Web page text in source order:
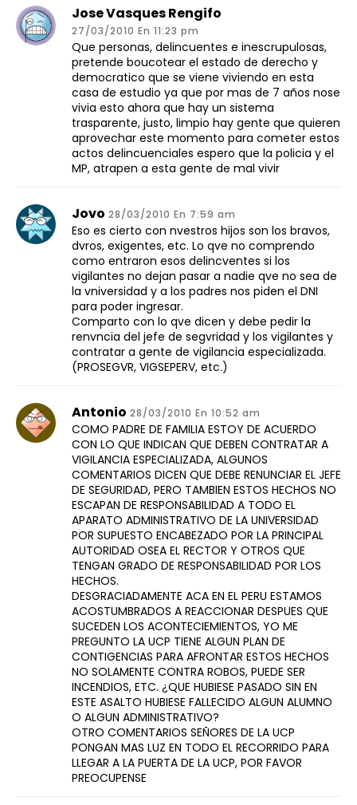
Jose Vasques Rengifo
27/03/2010 En 11:23 pm
Que personas, delincuentes e inescrupulosas,
pretende boucotear el estado de derecho y
democratico que se viene viviendo en esta
casa de estudio ya que por mas de 7 años nose
vivia esto ahora que hay un sistema
trasparente, justo, limpio hay gente que quieren
aprovechar este momento para cometer estos
actos delincuenciales espero que la policia y el
MP, atrapen a esta gente de mal vivir
Jovo 28/03/2010 En 7:59 am
Eso es cierto con nvestros hijos son los bravos,
dvros, exigentes, etc. Lo qve no comprendo
como entraron esos delincventes si los
vigilantes no dejan pasar a nadie qve no sea de
la vniversidad y a los padres nos piden el DNI
para poder ingresar.
Comparto con lo qve dicen y debe pedir la
renvncia del jefe de segvridad y los vigilantes y
contratar a gente de vigilancia especializada.
(PROSEGVR, VIGSEPERV, etc.)
Antonio 28/03/2010 En 10:52 am
COMO PADRE DE FAMILIA ESTOY DE ACUERDO
CON LO QUE INDICAN QUE DEBEN CONTRATAR A
VIGILANCIA ESPECIALIZADA, ALGUNOS
COMENTARIOS DICEN QUE DEBE RENUNCIAR EL JEFE
DE SEGURIDAD, PERO TAMBIEN ESTOS HECHOS NO
ESCAPAN DE RESPONSABILIDAD A TODO EL
APARATO ADMINISTRATIVO DE LA UNIVERSIDAD
POR SUPUESTO ENCABEZADO POR LA PRINCIPAL
AUTORIDAD OSEA EL RECTOR Y OTROS QUE
TENGAN GRADO DE RESPONSABILIDAD POR LOS
HECHOS.
DESGRACIADAMENTE ACA EN EL PERU ESTAMOS
ACOSTUMBRADOS A REACCIONAR DESPUES QUE
SUCEDEN LOS ACONTECIEMIENTOS, YO ME
PREGUNTO LA UCP TIENE ALGUN PLAN DE
CONTIGENCIAS PARA AFRONTAR ESTOS HECHOS
NO SOLAMENTE CONTRA ROBOS, PUEDE SER
INCENDIOS, ETC. ¿QUE HUBIESE PASADO SIN EN
ESTE ASALTO HUBIESE FALLECIDO ALGUN ALUMNO
O ALGUN ADMINISTRATIVO?
OTRO COMENTARIOS SEÑORES DE LA UCP
PONGAN MAS LUZ EN TODO EL RECORRIDO PARA
LLEGAR A LA PUERTA DE LA UCP, POR FAVOR
PREOCUPENSE